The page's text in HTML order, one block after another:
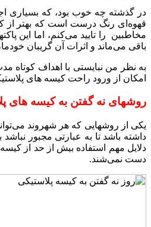
در گذشته چه خوب بود، که بسیاری
قهوه‌ای رنگ درست است که بهتر از
مخاطبین را تایید می‌کنم، اما این
باقی می‌ماند و اثرات آن گریبان
به نظر من نبایستی با اهداف کوتاه
امکان از ورود راحت ‌کیسه های
روشهای نه گفتن به کیسه های
یکی از روشهایی که هر شهروند
داشته باشد تا به عبارتی مجبور
دلایل مهم استفاده بیش از حد از
دست نمی‌شند.